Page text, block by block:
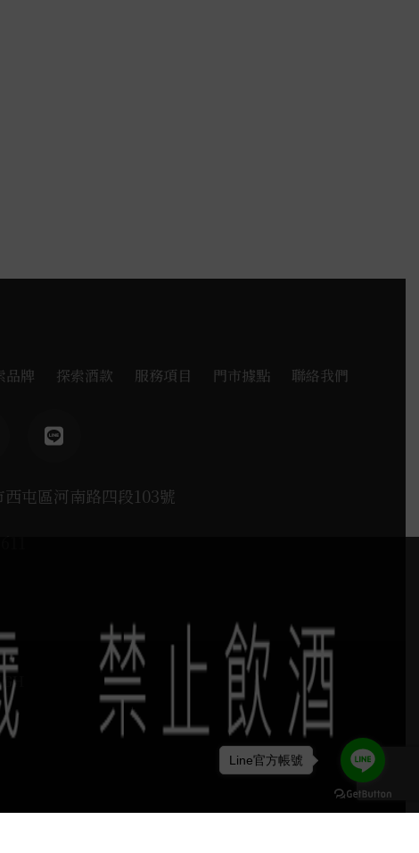
品牌 探索酒款 服務項目 門市據點 聯絡我們
屯區河南路四段103號
Line官方帳號